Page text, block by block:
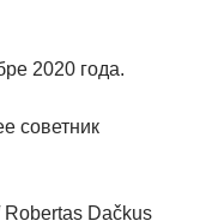
2020 года.
советник
Dačkus